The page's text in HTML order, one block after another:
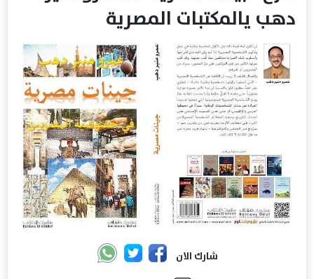
دهب يالمكتبات المصرية
شارك الان